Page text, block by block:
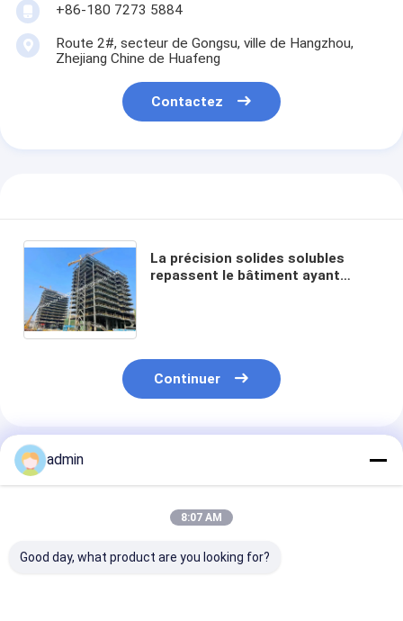
+86-180 7273 5884
Route 2#, secteur de Gongsu, ville de Hangzhou,
Zhejiang Chine de Huafeng
Contactez
La précision solides solubles
repassent le bâtiment ayant
Continuer
Produits Recommandés
admin
8:07 AM
Good day, what product are you looking for?